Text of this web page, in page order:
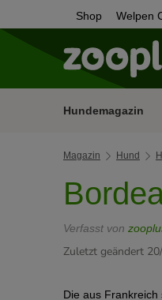
Shop Welpen
Hundemagazin
Magazin Hund
Verfasst von
Zuletzt geändert
Die aus